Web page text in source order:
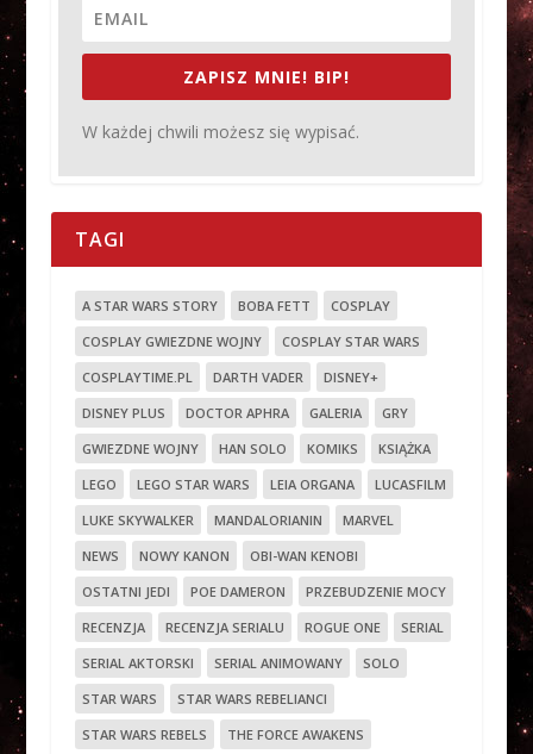
ZAPISZ MNIE! BIP!
W każdej chwili możesz się wypisać.
TAGI
A STAR WARS STORY BOBA FETT
COSPLAY
COSPLAY GWIEZDNE WOJNY
COSPLAY STAR WARS
COSPLAYTIME.PL
DARTH VADER
DISNEY+
DISNEY PLUS
DOCTOR APHRA GALERIA
GRY
GWIEZDNE WOJNY
HAN SOLO KOMIKS
KSIĄŻKA
LEGO
LEGO STAR WARS LEIA ORGANA
LUCASFILM
LUKE SKYWALKER
MANDALORIANIN
MARVEL
NEWS
NOWY KANON
OBI-WAN KENOBI
OSTATNI JEDI
POE DAMERON
PRZEBUDZENIE MOCY
RECENZJA
RECENZJA SERIALU ROGUE ONE
SERIAL
SERIAL AKTORSKI
SERIAL ANIMOWANY
SOLO
STAR WARS
STAR WARS REBELIANCI
STAR WARS REBELS
THE FORCE AWAKENS